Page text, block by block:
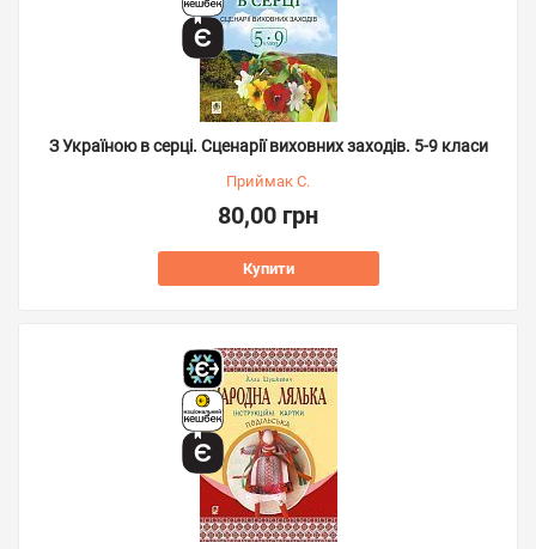
З Україною в серці. Сценарії виховних заходів. 5-9 класи
Приймак С.
80,00 грн
Купити